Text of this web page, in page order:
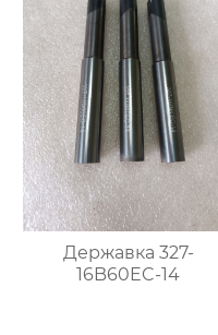
Державка 327-
16B60EC-14